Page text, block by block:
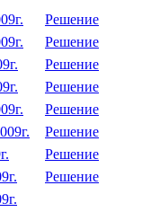
Решение
Решение
Решение
Решение
Решение
Решение
Решение
Решение